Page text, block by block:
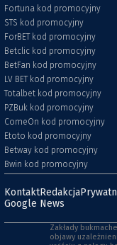
Fortuna kod promocyjny
STS kod promocyjny
ForBET kod promocyjny
Betclic kod promocyjny
BetFan kod promocyjny
LV BET kod promocyjny
Totalbet kod promocyjny
PZBuk kod promocyjny
ComeOn kod promocyjny
Etoto kod promocyjny
Betway kod promocyjny
Bwin kod promocyjny
KontaktRedakcja
Google News
Zakłady
objawy